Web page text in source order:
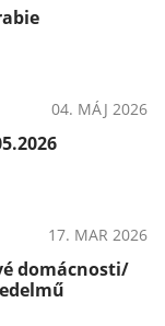
04. MÁJ 2026
17. MAR 2026
domácnosti/